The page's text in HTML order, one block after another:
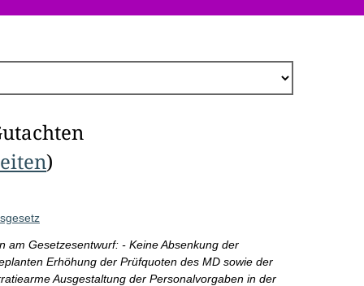
)
am Gesetzesentwurf: - Keine Absenkung der
Erhöhung der Prüfquoten des MD sowie der
Ausgestaltung der Personalvorgaben in der